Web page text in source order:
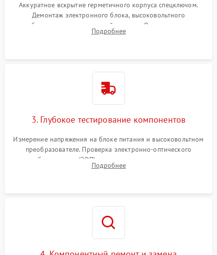
Аккуратное вскрытие герметичного корпуса спецключом.
Демонтаж электронного блока, высоковольтного
преобразователя и оптической системы. Осмотр контактов
на окисление и проверка целостности уплотнительных
Подробнее
3. Глубокое тестирование компонентов
Измерение напряжения на блоке питания и высоковольтном
преобразователе. Проверка электронно-оптического
преобразователя (ЭОП) на стенде на предмет эмиссии,
шумов и засветок. Диагностика микросхем цифровых
Подробнее